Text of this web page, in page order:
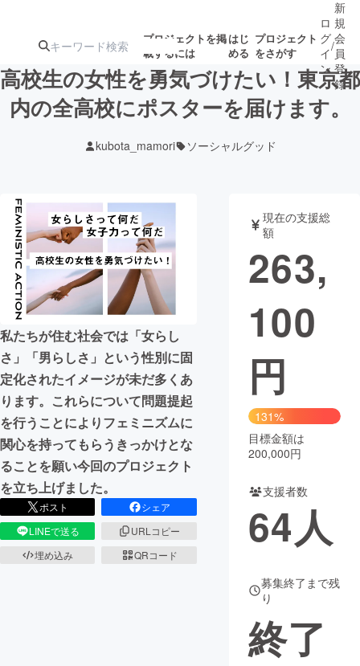
プロジェクトを掲
載するには
はじ
める
プロジェクト
をさがす
ターン
ジェクト
ロジェクト
アート・写真 音楽
テクノロジー・ガジェット ゲーム・サ
映像・映画
ビジネス・起業
まちづくり・地域活性化
CAMPFIRE for Social Good
CAMPFIRE Creation
CAMPFIREふるさと納税machi-ya コミュニティ
ロ
グ
イ
ン
/
新
規
会
員
登
録
高校生の女性を勇気づけたい！東京都
内の全高校にポスターを届けます。
kubota_mamori ソーシャルグッド
私たちが住む社会では「女らし
さ」「男らしさ」という性別に固
定化されたイメージが未だ多くあ
ります。これらについて問題提起
を行うことによりフェミニズムに
関心を持ってもらうきっかけとな
ることを願い今回のプロジェクト
を立ち上げました。
ポスト
シェア
LINEで送る
URLコピー
埋め込み
QRコード
現在の支援総
額
263,
100
円
131%
目標金額は
200,000円
支援者数
64人
募集終了まで残
り
終了